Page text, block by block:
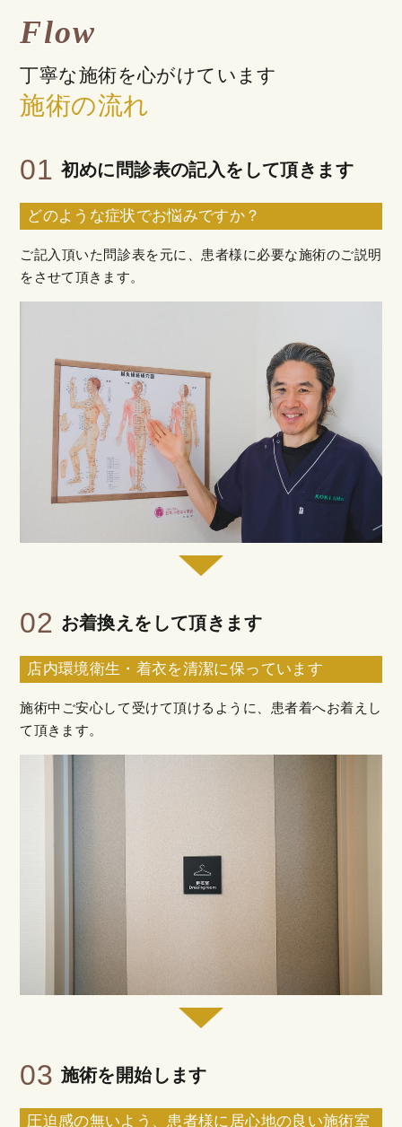
Flow
丁寧な施術を心がけています
施術の流れ
01 初めに問診表の記入をして頂きます
どのような症状でお悩みですか？
ご記入頂いた問診表を元に、患者様に必要な施術のご説明
をさせて頂きます。
02 お着換えをして頂きます
店内環境衛生・着衣を清潔に保っています
施術中ご安心して受けて頂けるように、患者着へお着えし
て頂きます。
03 施術を開始します
圧迫感の無いよう、患者様に居心地の良い施術室